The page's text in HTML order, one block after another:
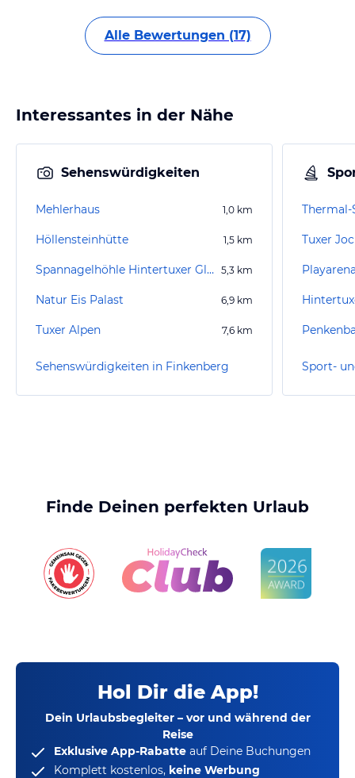
Alle Bewertungen (17)
Interessantes in der Nähe
Sehenswürdigkeiten
Mehlerhaus 1,0 km
Höllensteinhütte 1,5 km
Spannagelhöhle Hintertuxer Gletscher 5,3 km
Natur Eis Palast 6,9 km
Tuxer Alpen 7,6 km
Sehenswürdigkeiten in Finkenberg
Tuxer
Finde Deinen perfekten Urlaub
Hol Dir die App!
Dein Urlaubsbegleiter – vor und während der
Reise
Exklusive App-Rabatte auf Deine Buchungen
Komplett kostenlos, keine Werbung